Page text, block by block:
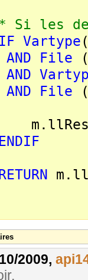
les
IF Vartype
AND
File
AND
AND
File
ENDIF
2009,